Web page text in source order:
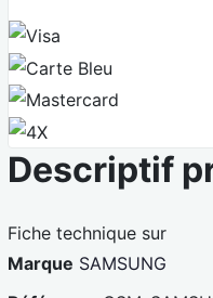
4X
Descriptif
Fiche technique sur
Marque SAMSUNG